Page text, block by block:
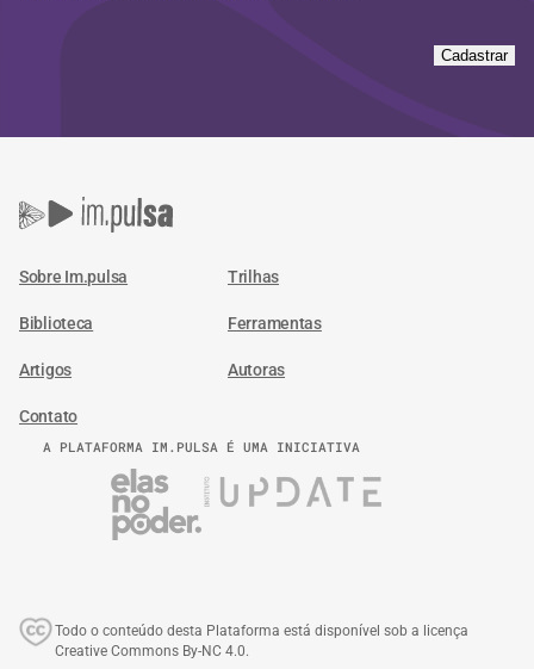
Cadastrar
Sobre Im.pulsa Trilhas
Biblioteca Ferramentas
Artigos Autoras
Contato
A PLATAFORMA IM.PULSA É UMA INICIATIVA
Todo o conteúdo desta Plataforma está disponível sob a licença
Creative Commons By-NC 4.0.